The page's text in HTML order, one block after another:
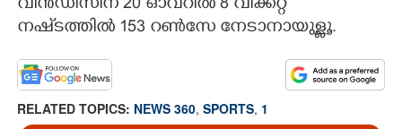
വിൻഡീസിന് 20 ഓവറിൽ 8 വിക്കറ്റ്
നഷ്‌ടത്തിൽ 153 റൺസേ നേടാനായുള്ളൂ.
RELATED TOPICS: NEWS 360, SPORTS, 1